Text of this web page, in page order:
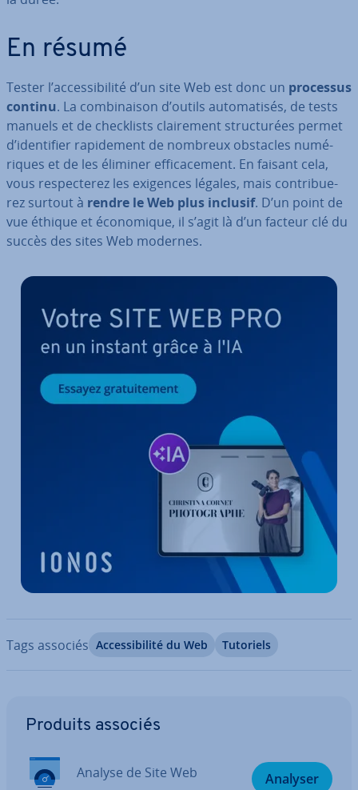
En résumé
Tester l’ac­ces­si­bi­lité d’un site Web est donc un processus
continu. La com­bi­nai­son d’outils au­to­ma­ti­sés, de tests
manuels et de che­ck­lists clai­re­ment struc­tu­rées permet
d’iden­ti­fier ra­pi­de­ment de nombreux obstacles nu­mé­
riques et de les éliminer ef­fi­ca­ce­ment. En faisant cela,
vous res­pec­te­rez les exigences légales, mais con­tri­bue­
rez surtout à rendre le Web plus inclusif. D’un point de
vue éthique et éco­no­mique, il s’agit là d’un facteur clé du
succès des sites Web modernes.
Tags associés Ac­ces­si­bi­lité du Web Tutoriels
Produits associés
Analyse de Site Web Analyser